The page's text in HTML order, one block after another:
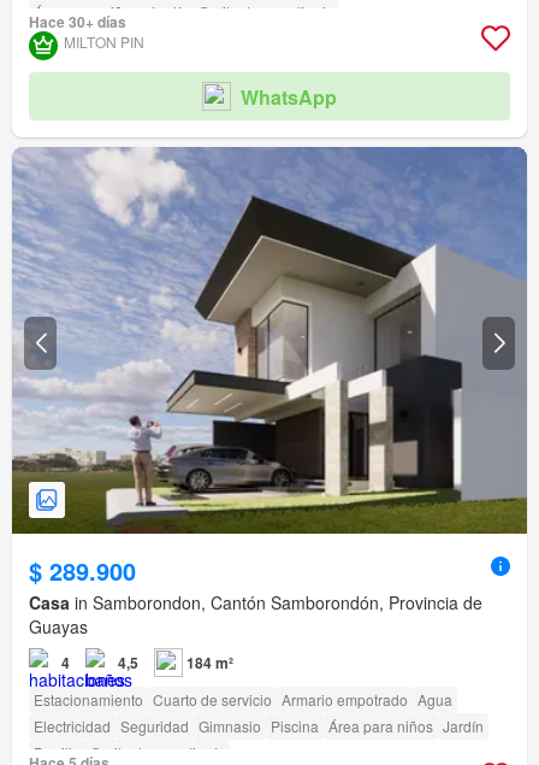
Área para niños
Jardín
Garita de guardianía
Acceso para personas con discapacidad
Hace 30+ días
MILTON PIN
WhatsApp
$ 289.900
Casa in Samborondon, Cantón Samborondón, Provincia de
Guayas
4 4,5 184 m²
Estacionamiento Cuarto de servicio Armario empotrado Agua
Electricidad Seguridad Gimnasio Piscina Área para niños Jardín
Parrilla
Garita de guardianía